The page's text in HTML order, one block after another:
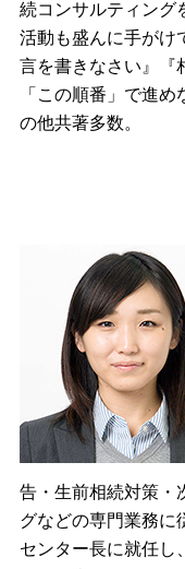
続コンサルティング
活動も盛んに手がけ
言を書きなさい』『
「この順番」で進
の他共著多数。
告・生前相続対策・
グなどの専門業務に
センター長に就任し